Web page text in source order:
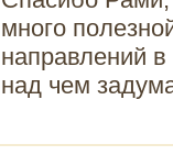
много
направлений
над чем